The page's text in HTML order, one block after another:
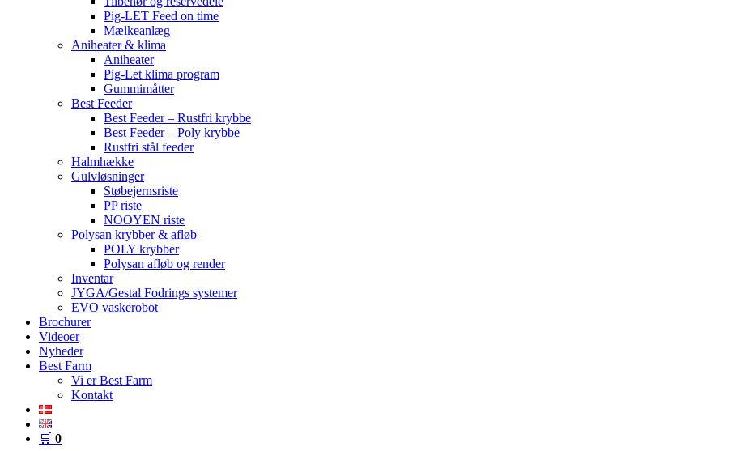
Pig-LET Feed on time
Mælkeanlæg
Aniheater & klima
Aniheater
Pig-Let klima program
Gummimåtter
Best Feeder
Best Feeder – Rustfri krybbe
Best Feeder – Poly krybbe
Rustfri stål feeder
Halmhække
Gulvløsninger
Støbejernsriste
PP riste
NOOYEN riste
Polysan krybber & afløb
POLY krybber
Polysan afløb og render
Inventar
JYGA/Gestal Fodrings systemer
EVO vaskerobot
Brochurer
Videoer
Nyheder
Best Farm
Vi er Best Farm
Kontakt
🛒 0